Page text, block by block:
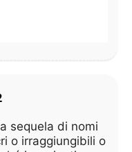
sequela di nomi
o irraggiungibili o